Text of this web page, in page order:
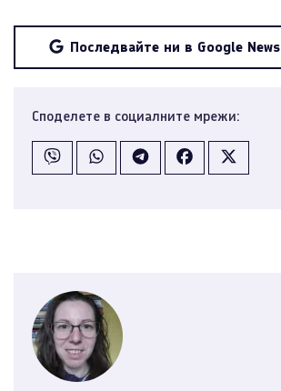
Последвайте ни в Google News
Споделете в социалните мрежи: